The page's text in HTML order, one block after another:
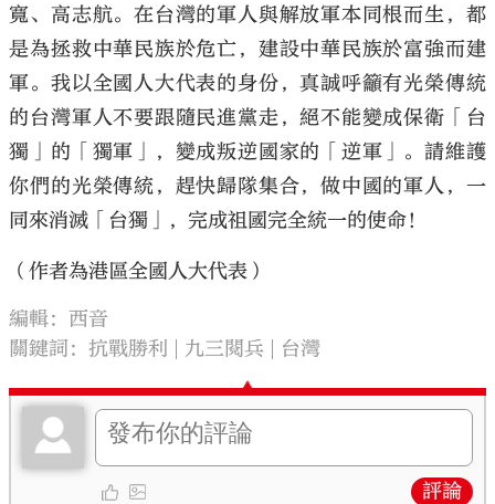
寬、高志航。在台灣的軍人與解放軍本同根而生，都
是為拯救中華民族於危亡，建設中華民族於富強而建
軍。我以全國人大代表的身份，真誠呼籲有光榮傳統
的台灣軍人不要跟隨民進黨走，絕不能變成保衛「台
獨」的「獨軍」，變成叛逆國家的「逆軍」。請維護
你們的光榮傳統，趕快歸隊集合，做中國的軍人，一
同來消滅「台獨」，完成祖國完全統一的使命！
（作者為港區全國人大代表）
編輯：西音
關鍵詞：抗戰勝利 九三閱兵 台灣
評論